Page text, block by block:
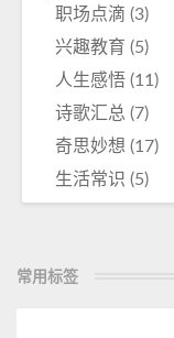
职场点滴 (3)
兴趣教育 (5)
人生感悟 (11)
诗歌汇总 (7)
奇思妙想 (17)
生活常识 (5)
常用标签